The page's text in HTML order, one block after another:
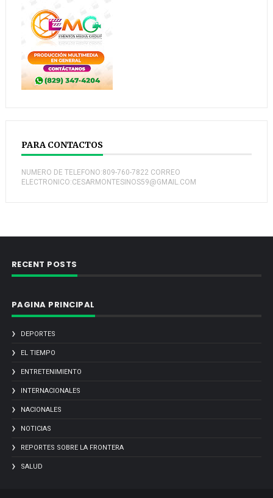
PARA CONTACTOS
NUMERO DE TELEFONO:809-760-7822 CORREO
ELECTRONICO:CESARMONTESINOS59@GMAIL.COM
RECENT POSTS
PAGINA PRINCIPAL
DEPORTES
EL TIEMPO
ENTRETENIMIENTO
INTERNACIONALES
NACIONALES
NOTICIAS
REPORTES SOBRE LA FRONTERA
SALUD